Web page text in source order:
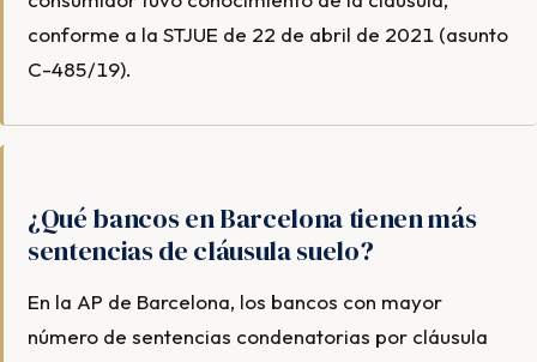
conforme a la STJUE de 22 de abril de 2021 (asunto
C-485/19).
¿Qué bancos en Barcelona tienen más
sentencias de cláusula suelo?
En la AP de Barcelona, los bancos con mayor
número de sentencias condenatorias por cláusula